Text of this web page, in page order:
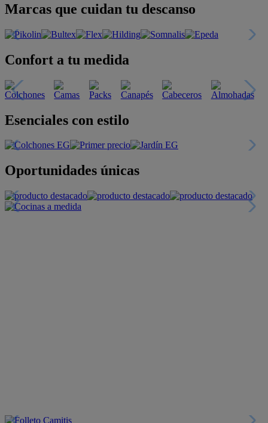
Marcas que cuidan tu descanso
Confort a tu medida
Esenciales con estilo
Oportunidades únicas